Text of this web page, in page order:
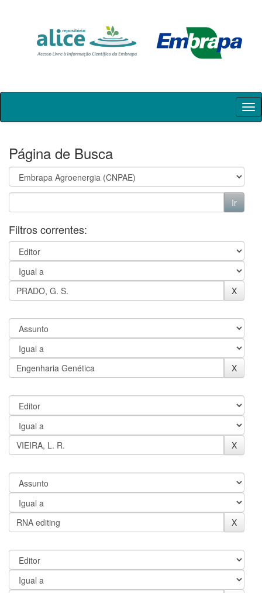
Skip
Página de Busca
Filtros correntes: